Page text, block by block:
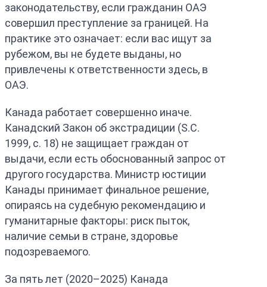
законодательству, если гражданин ОАЭ
совершил преступление за границей. На
практике это означает: если вас ищут за
рубежом, вы не будете выданы, но
привлечены к ответственности здесь, в
ОАЭ.
Канада работает совершенно иначе.
Канадский Закон об экстрадиции (S.C.
1999, c. 18) не защищает граждан от
выдачи, если есть обоснованный запрос от
другого государства. Министр юстиции
Канады принимает финальное решение,
опираясь на судебную рекомендацию и
гуманитарные факторы: риск пыток,
наличие семьи в стране, здоровье
подозреваемого.
За пять лет (2020–2025) Канада